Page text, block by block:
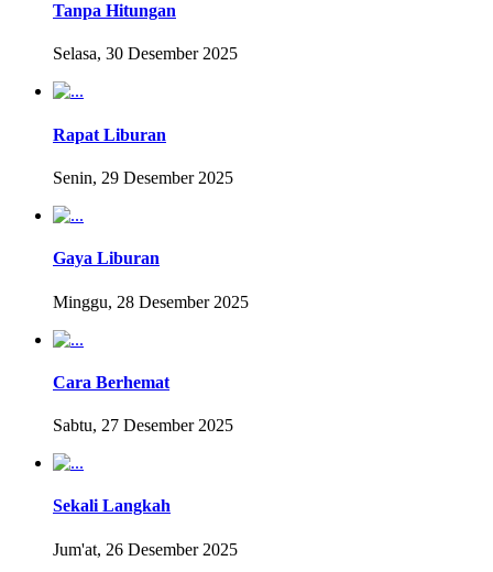
Tanpa Hitungan
Selasa, 30 Desember 2025
Rapat Liburan
Senin, 29 Desember 2025
Gaya Liburan
Minggu, 28 Desember 2025
Cara Berhemat
Sabtu, 27 Desember 2025
Sekali Langkah
Jum'at, 26 Desember 2025